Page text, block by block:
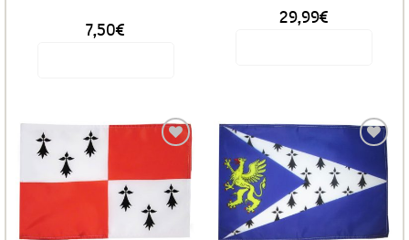
7,50€
a
plusieurs
variations.
Les
29,99€
Ajouter
aux
favoris
Ajouter